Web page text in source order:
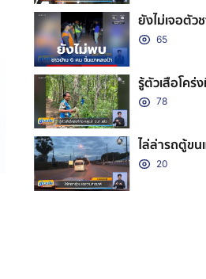
ยังไม่เจอตัว
65
รู้ตัวเสือโคร่
78
ไล่ล่ารถตู้ข
20